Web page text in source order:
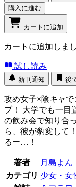
購入に進む
カートに追加
カートに追加しま
試し読み
新刊通知 後
攻め女子×陰キャ
ブ！ 大学でも一目
の飲み会で知り合
ら、彼が豹変して
るー…！
著者
月島よん
カテゴリ 少女・女